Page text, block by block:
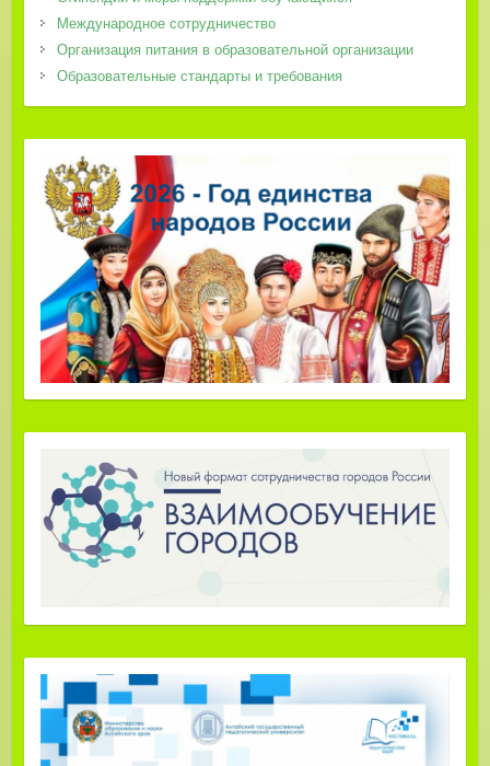
Международное сотрудничество
Организация питания в образовательной организации
Образовательные стандарты и требования